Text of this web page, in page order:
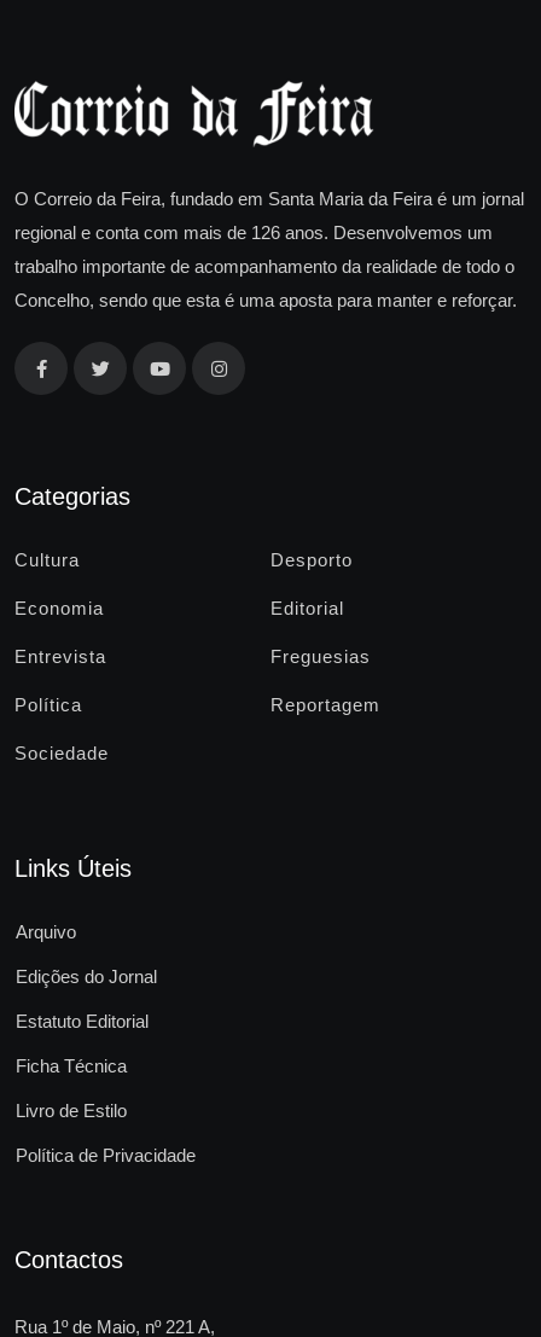
O Correio da Feira, fundado em Santa Maria da Feira é um jornal
regional e conta com mais de 126 anos. Desenvolvemos um
trabalho importante de acompanhamento da realidade de todo o
Concelho, sendo que esta é uma aposta para manter e reforçar.
Categorias
Cultura Desporto
Economia Editorial
Entrevista Freguesias
Política Reportagem
Sociedade
Links Úteis
Arquivo
Edições do Jornal
Estatuto Editorial
Ficha Técnica
Livro de Estilo
Política de Privacidade
Contactos
Rua 1º de Maio, nº 221 A,